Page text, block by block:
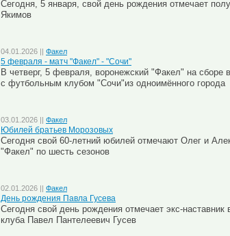
Сегодня, 5 января, свой день рождения отмечает
Якимов
04.01.2026 || Факел
5 февраля - матч "Факел" - "Сочи"
В четверг, 5 февраля, воронежский "Факел" на сборе
с футбольным клубом "Сочи"из одноимённого города
03.01.2026 || Факел
Юбилей братьев Морозовых
Сегодня свой 60-летний юбилей отмечают Олег и
"Факел" по шесть сезонов
02.01.2026 || Факел
День рождения Павла Гусева
Сегодня свой день рождения отмечает экс-
клуба Павел Пантелеевич Гусев